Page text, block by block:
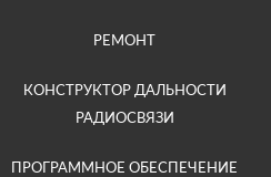
РЕМОНТ
КОНСТРУКТОР ДАЛЬНОСТИ
РАДИОСВЯЗИ
ПРОГРАММНОЕ ОБЕСПЕЧЕНИЕ